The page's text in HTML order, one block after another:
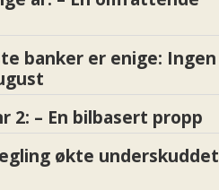
banker er enige: Ingen
2: – En bilbasert propp
økte underskuddet